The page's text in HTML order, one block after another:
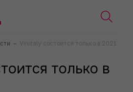
– Vinitaly состоится только в 2021
только в